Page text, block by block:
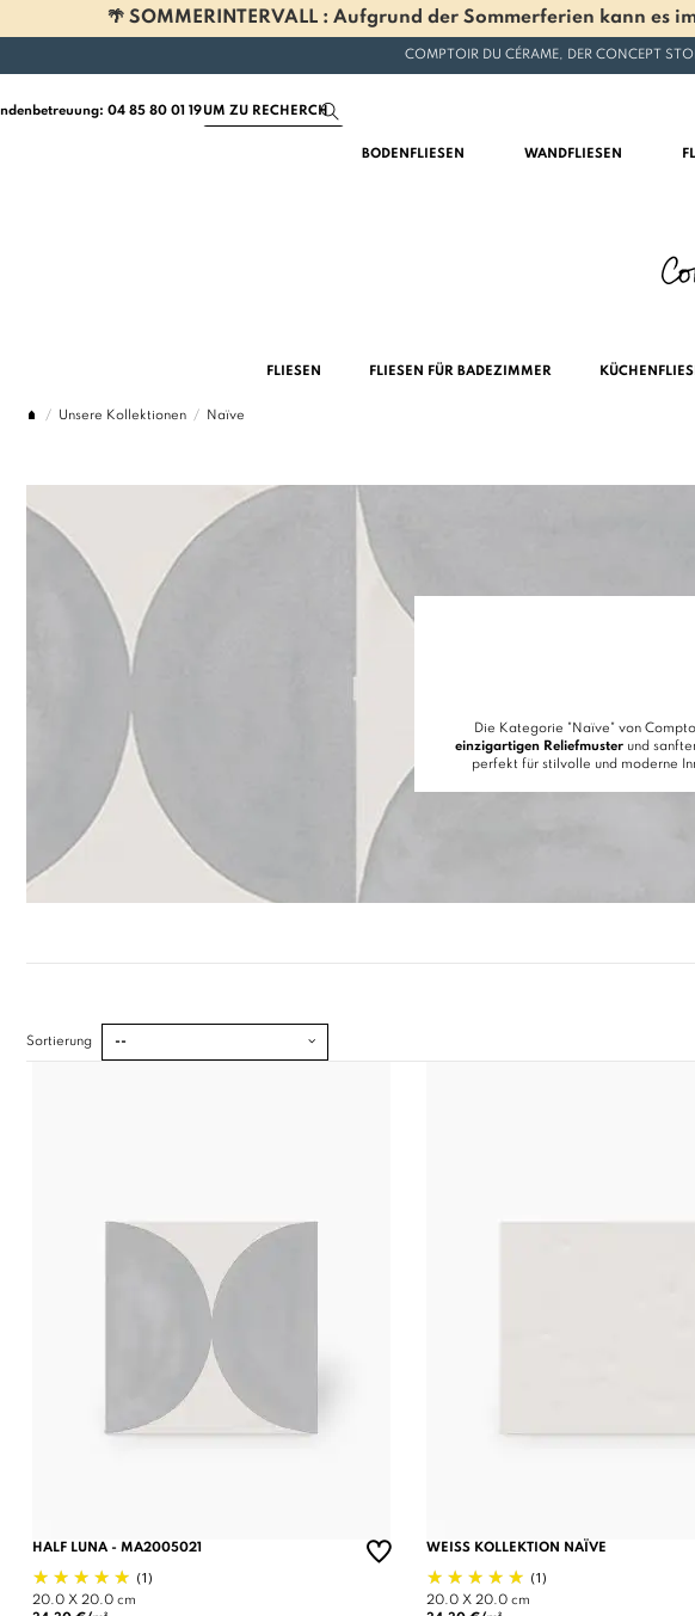
🌴 SOMMERINTERVALL : Aufgrund der Sommerferien kann
COMPTOIR DU CÉRAME, DER CONCEPT
04 85 80 01 19
BODENFLIESEN WANDFLIESEN
FLIESEN FLIESEN FÜR BADEZIMMER
Unsere Kollektionen Naïve
Die Kategorie "Naïve" von
einzigartigen Reliefmusterund
perfekt für stilvolle und moderne
Sortierung --
HALF LUNA - MA2005021
(1)
20.0 X 20.0 cm
WEISS KOLLEKTION NAÏVE
(1)
20.0 X 20.0 cm